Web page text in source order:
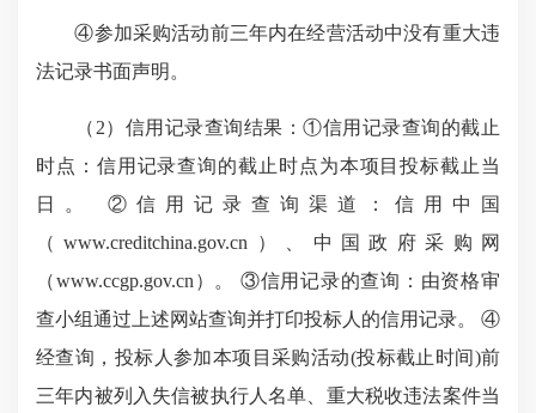
④参加采购活动前三年内在经营活动中没有重大违
法记录书面声明。
（2）信用记录查询结果：①信用记录查询的截止
时点：信用记录查询的截止时点为本项目投标截止当
日。 ②信用记录查询渠道：信用中国
（www.creditchina.gov.cn）、中国政府采购网
（www.ccgp.gov.cn）。 ③信用记录的查询：由资格审
查小组通过上述网站查询并打印投标人的信用记录。 ④
经查询，投标人参加本项目采购活动(投标截止时间)前
三年内被列入失信被执行人名单、重大税收违法案件当